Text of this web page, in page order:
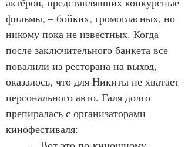
фильмы, – бойких, громогласных, но
никому пока не известных. Когда
после заключительного банкета все
повалили из ресторана на выход,
оказалось, что для Никиты не хватает
персонального авто. Галя долго
препиралась с организаторами
кинофестиваля: